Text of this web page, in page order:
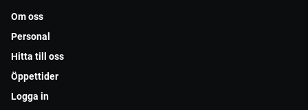
Om oss
Personal
Hitta till oss
Öppettider
Logga in